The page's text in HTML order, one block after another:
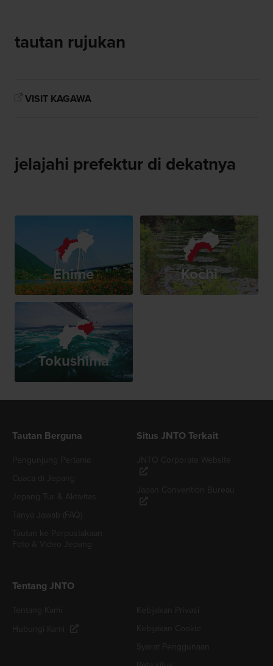
tautan rujukan
VISIT KAGAWA
jelajahi prefektur di dekatnya
Ehime Kochi
Tokushima
Tautan Berguna Situs JNTO Terkait
Tentang JNTO